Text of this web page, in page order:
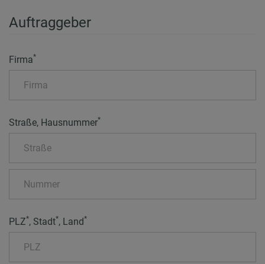
Auftraggeber
Firma*
Straße, Hausnummer*
PLZ*, Stadt*, Land*